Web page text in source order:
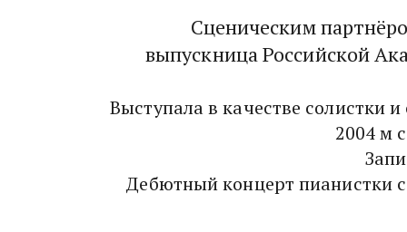
Сценическим
выпускница Российской
Выступала в качестве солистки
2004 м
Дебютный концерт пианистки